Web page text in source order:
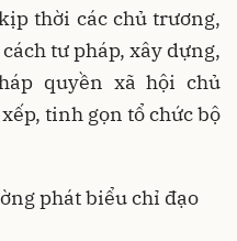
thời các chủ trương,
tư pháp, xây dựng,
quyền xã hội chủ
tinh gọn tổ chức bộ